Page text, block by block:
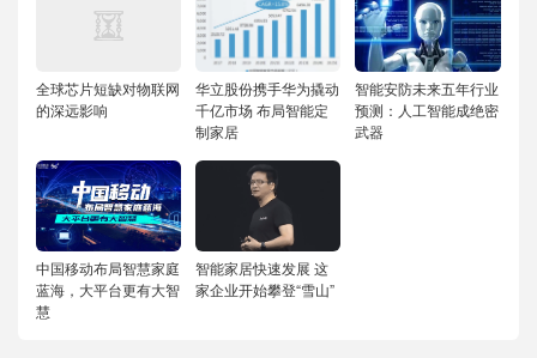
全球芯片短缺对物联网
的深远影响
华立股份携手华为撬动
千亿市场 布局智能定
制家居
智能安防未来五年行业
预测：人工智能成绝密
武器
中国移动布局智慧家庭
蓝海，大平台更有大智
慧
智能家居快速发展 这
家企业开始攀登“雪山”